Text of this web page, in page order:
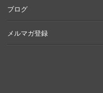
ブログ
メルマガ登録